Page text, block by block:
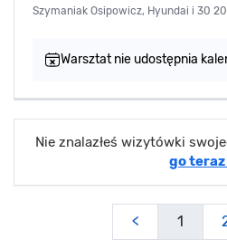
Szymaniak Osipowicz, Hyundai i 30
Warsztat nie udostępnia
Nie znalazłeś wizytówki
go teraz
< 1